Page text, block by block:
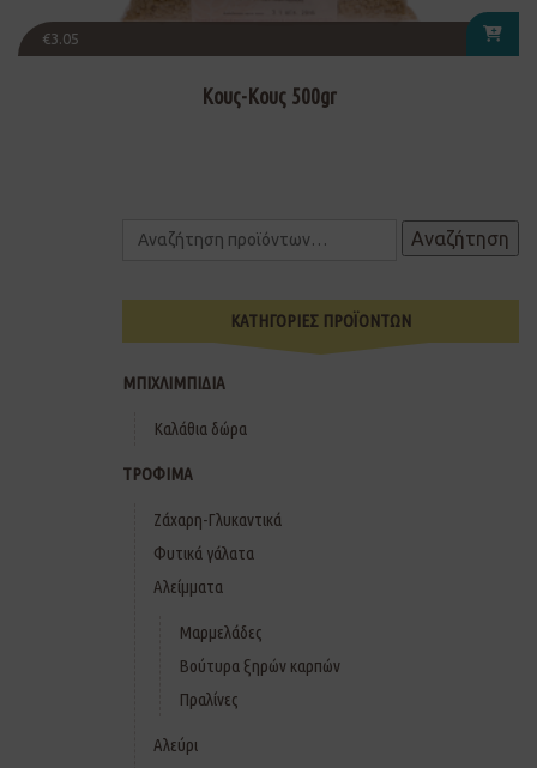
€3.05
Κους-Κους 500gr
Αναζήτηση
ΚΑΤΗΓΟΡΙΕΣ ΠΡΟΪΟΝΤΩΝ
ΜΠΙΧΛΙΜΠΙΔΙΑ
Καλάθια δώρα
ΤΡΟΦΙΜΑ
Ζάχαρη-Γλυκαντικά
Φυτικά γάλατα
Αλείμματα
Μαρμελάδες
Βούτυρα ξηρών καρπών
Πραλίνες
Αλεύρι